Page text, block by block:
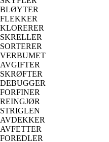
BLØYTER
FLEKKER
KLORERER
SKRELLER
SORTERER
VERBUMET
AVGIFTER
SKRØFTER
DEBUGGER
FORFINER
REINGJØR
STRIGLEN
AVDEKKER
AVFETTER
FOREDLER